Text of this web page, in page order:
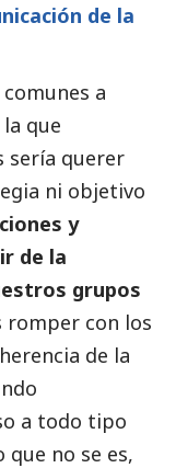
de la
a
que
sería querer
ni objetivo
y
de la
grupos
romper con los
de la
a todo tipo
no se es,